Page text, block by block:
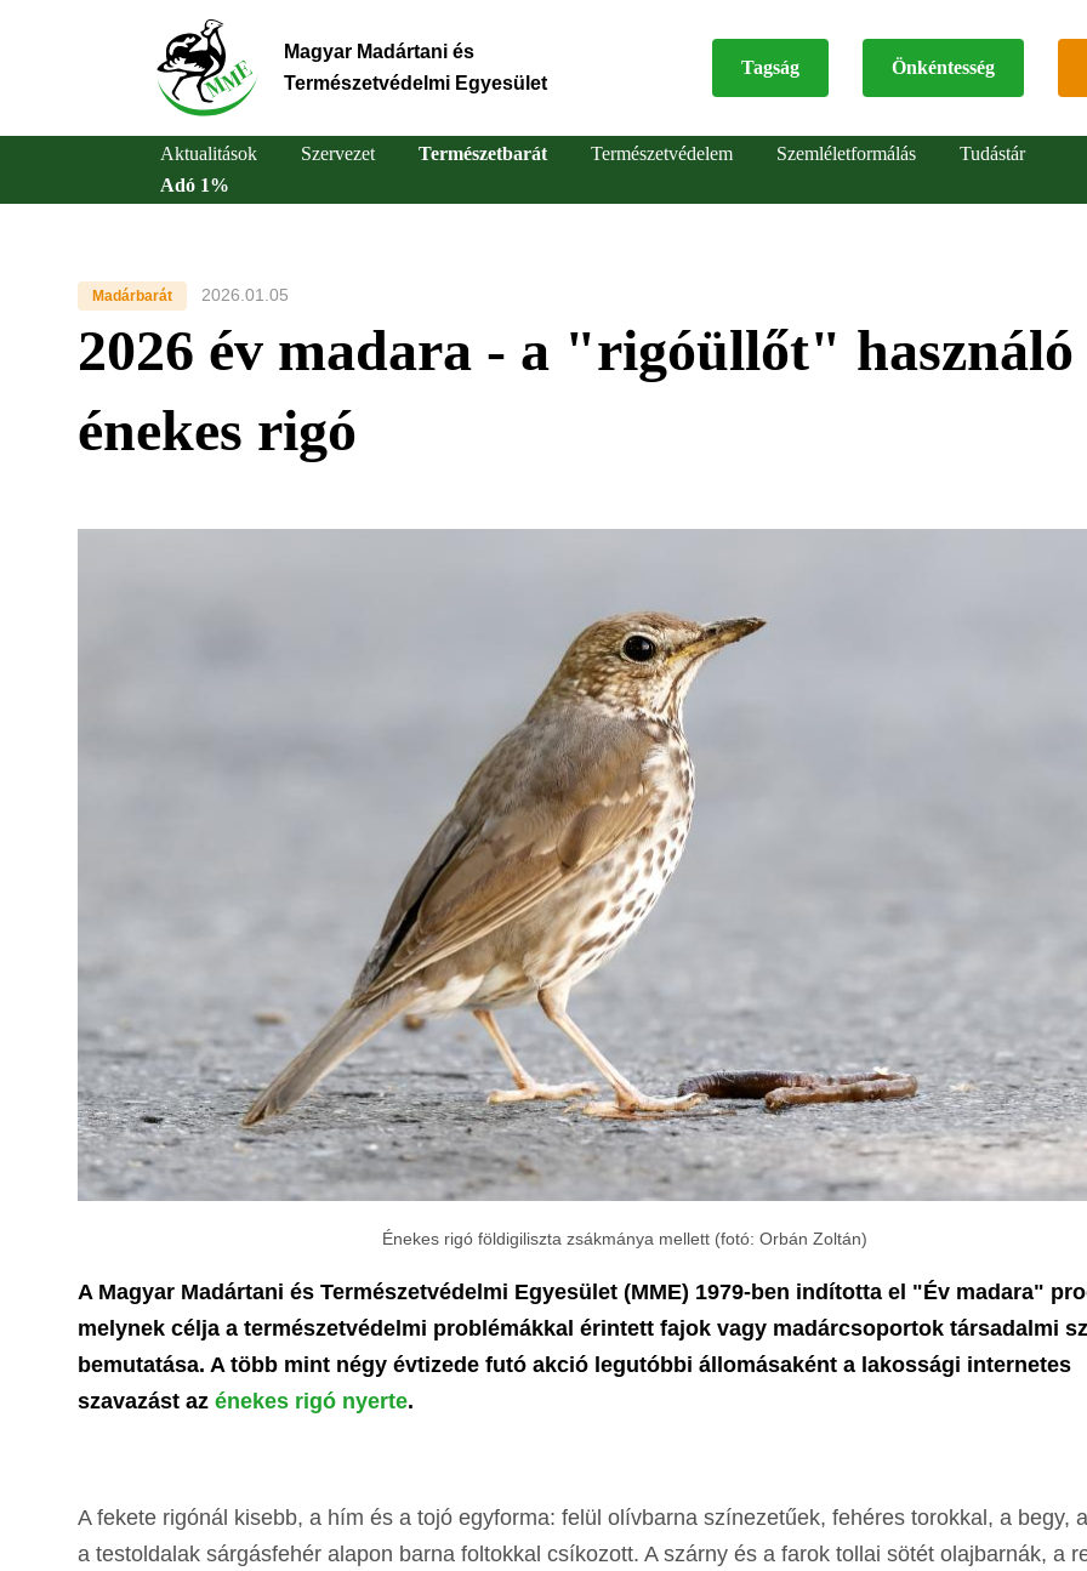
Magyar Madártani és
Természetvédelmi Egyesület
Top
Tagság Önkéntesség
Main
navigation
Aktualitások Szervezet Természetbarát Természetvédelem Szemléletformálás
Tudástár
Adó 1%
Madárbarát 2026.01.05
2026 év madara - a "rigóüllőt" használó
énekes rigó
Énekes rigó földigiliszta zsákmánya mellett (fotó: Orbán Zoltán)
A Magyar Madártani és Természetvédelmi Egyesület (MME) 1979-ben indította el "Év madara"
melynek célja a természetvédelmi problémákkal érintett fajok vagy madárcsoportok társadalmi
bemutatása. A több mint négy évtizede futó akció legutóbbi állomásaként a lakossági internetes
szavazást az énekes rigó nyerte.
A fekete rigónál kisebb, a hím és a tojó egyforma: felül olívbarna színezetűek, fehéres torokkal, a begy,
a testoldalak sárgásfehér alapon barna foltokkal csíkozott. A szárny és a farok tollai sötét olajbarnák, a